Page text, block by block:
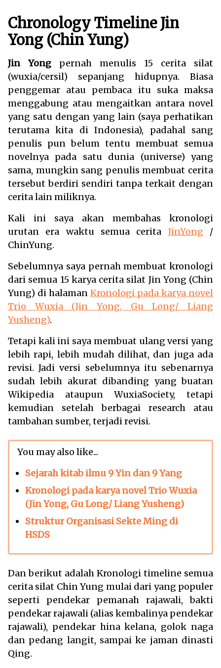
Chronology Timeline Jin
Yong (Chin Yung)
Jin Yong pernah menulis 15 cerita silat
(wuxia/cersil) sepanjang hidupnya. Biasa
penggemar atau pembaca itu suka maksa
menggabung atau mengaitkan antara novel
yang satu dengan yang lain (saya perhatikan
terutama kita di Indonesia), padahal sang
penulis pun belum tentu membuat semua
novelnya pada satu dunia (universe) yang
sama, mungkin sang penulis membuat cerita
tersebut berdiri sendiri tanpa terkait dengan
cerita lain miliknya.
Kali ini saya akan membahas kronologi
urutan era waktu semua cerita JinYong /
ChinYung.
Sebelumnya saya pernah membuat kronologi
dari semua 15 karya cerita silat Jin Yong (Chin
Yung) di halaman Kronologi pada karya novel
Trio Wuxia (Jin Yong, Gu Long/ Liang
Yusheng).
Tetapi kali ini saya membuat ulang versi yang
lebih rapi, lebih mudah dilihat, dan juga ada
revisi. Jadi versi sebelumnya itu sebenarnya
sudah lebih akurat dibanding yang buatan
Wikipedia ataupun WuxiaSociety, tetapi
kemudian setelah berbagai research atau
tambahan sumber, terjadi revisi.
You may also like...
Sejarah kitab ilmu 9 Yin dan 9 Yang
Kronologi pada karya novel Trio Wuxia
(Jin Yong, Gu Long/ Liang Yusheng)
Struktur Organisasi Sekte Ming di
HSDS
Dan berikut adalah Kronologi timeline semua
cerita silat Chin Yung mulai dari yang populer
seperti pendekar pemanah rajawali, bakti
pendekar rajawali (alias kembalinya pendekar
rajawali), pendekar hina kelana, golok naga
dan pedang langit, sampai ke jaman dinasti
Qing.